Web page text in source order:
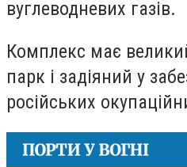
вуглеводневих газів.
Комплекс має
парк і задіяний у
російських